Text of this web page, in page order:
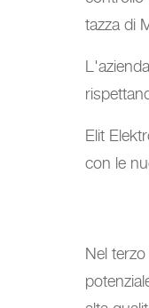
tazza di
Elit
con le
Nel